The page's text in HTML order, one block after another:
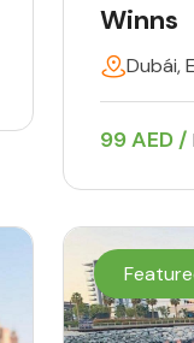
Winns
Dubái,
99 AED /